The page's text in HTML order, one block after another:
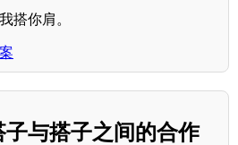
搭你肩。
与搭子之间的合作